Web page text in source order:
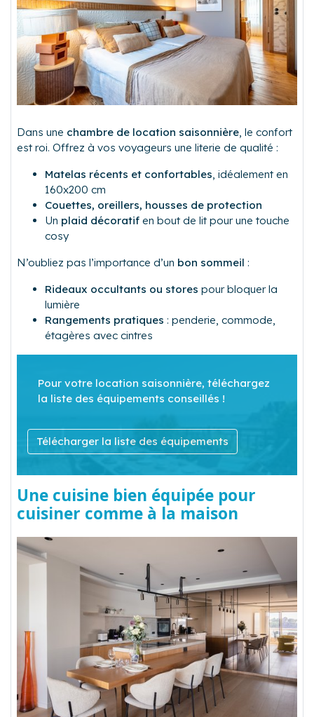
Dans une chambre de location saisonnière , le confort
est roi. Offrez à vos voyageurs une literie de qualité :
Matelas récents et confortables , idéalement en
160x200 cm
Couettes, oreillers, housses de protection
Un plaid décoratif en bout de lit pour une touche
cosy
N’oubliez pas l’importance d’un bon sommeil :
Rideaux occultants ou stores pour bloquer la
lumière
Rangements pratiques : penderie, commode,
étagères avec cintres
Pour votre location saisonnière, téléchargez
la liste des équipements conseillés !
Télécharger la liste des équipements
Une cuisine bien équipée pour
cuisiner comme à la maison